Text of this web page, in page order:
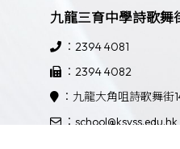
九龍三育中學詩歌舞
：2394 4081
：2394 4082
：九龍大角咀詩歌舞街
：school@ksyss.edu.hk